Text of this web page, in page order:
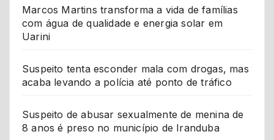
Marcos Martins transforma a vida de famílias
com água de qualidade e energia solar em
Uarini
Suspeito tenta esconder mala com drogas, mas
acaba levando a polícia até ponto de tráfico
Suspeito de abusar sexualmente de menina de
8 anos é preso no município de Iranduba